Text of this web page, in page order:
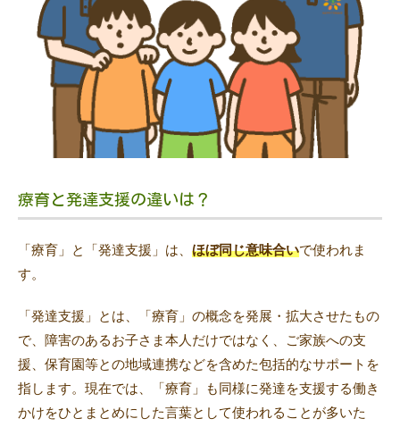
療育と発達支援の違いは？
「療育」と「発達支援」は、 ほぼ同じ意味合いで使われま
す。
「発達支援」とは、「療育」の概念を発展・拡大させたもの
で、障害のあるお子さま本人だけではなく、ご家族への支
援、保育園等との地域連携などを含めた包括的なサポートを
指します。現在では、「療育」も同様に発達を支援する働き
かけをひとまとめにした言葉として使われることが多いた